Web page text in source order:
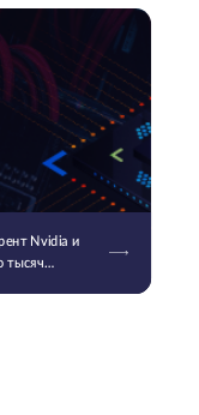
Nvidia и
тысяч